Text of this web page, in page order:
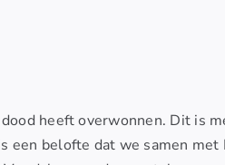
heeft overwonnen. Dit is
een belofte dat we samen met